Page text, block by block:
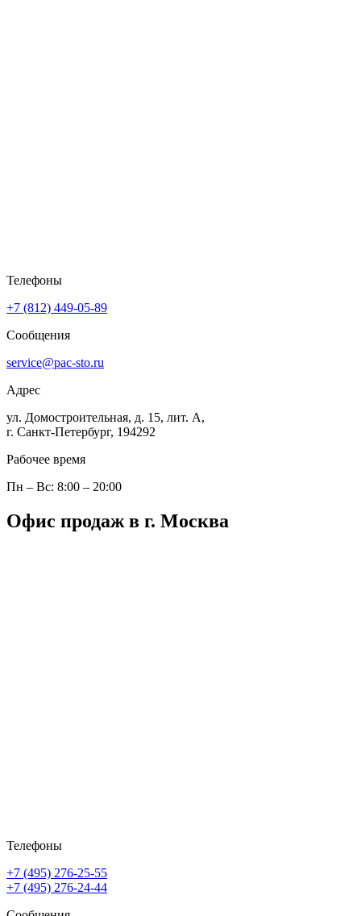
Телефоны
+7 (812) 449-05-89
Сообщения
service@pac-sto.ru
Адрес
ул. Домостроительная, д. 15, лит. А,
г. Санкт-Петербург, 194292
Рабочее время
Пн – Вс: 8:00 – 20:00
Офис продаж в г. Москва
Телефоны
+7 (495) 276-25-55
+7 (495) 276-24-44